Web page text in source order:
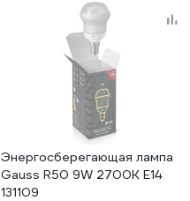
Энергосберегающая лампа
Gauss R50 9W 2700K E14
131109